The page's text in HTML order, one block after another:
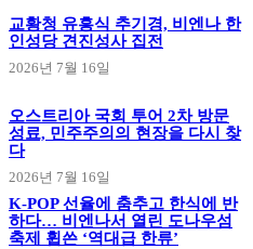
교황청 유흥식 추기경, 비엔나 한
인성당 견진성사 집전
2026년 7월 16일
오스트리아 국회 투어 2차 방문
성료, 민주주의의 현장을 다시 찾
다
2026년 7월 16일
K-POP 선율에 춤추고 한식에 반
하다… 비엔나서 열린 도나우섬
축제 휩쓴 ‘역대급 한류’